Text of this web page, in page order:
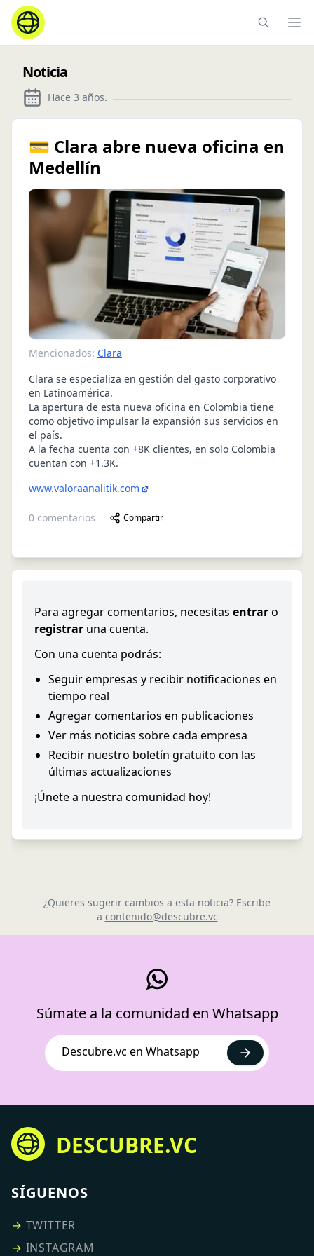
Noticia
Hace 3 años.
💳 Clara abre nueva oficina en
Medellín
Mencionados: Clara
Clara se especializa en gestión del gasto corporativo
en Latinoamérica.
La apertura de esta nueva oficina en Colombia tiene
como objetivo impulsar la expansión sus servicios en
el país.
A la fecha cuenta con +8K clientes, en solo Colombia
cuentan con +1.3K.
www.valoraanalitik.com
0 comentarios Compartir
Para agregar comentarios, necesitas entraro
registrar una cuenta.
Con una cuenta podrás:
Seguir empresas y recibir notificaciones en
tiempo real
Agregar comentarios en publicaciones
Ver más noticias sobre cada empresa
Recibir nuestro boletín gratuito con las
últimas actualizaciones
¡Únete a nuestra comunidad hoy!
¿Quieres sugerir cambios a esta noticia? Escribe
a contenido@descubre.vc
Súmate a la comunidad en Whatsapp
Descubre.vc en Whatsapp
DESCUBRE.VC
SÍGUENOS
→ TWITTER
→ INSTAGRAM